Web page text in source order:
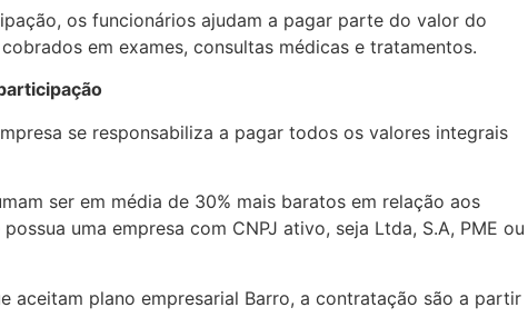
os funcionários ajudam a pagar parte do valor do
em exames, consultas médicas e tratamentos.
se responsabiliza a pagar todos os valores integrais
ser em média de 30% mais baratos em relação aos
uma empresa com CNPJ ativo, seja Ltda, S.A, PME ou
aceitam plano empresarial Barro, a contratação são a partir